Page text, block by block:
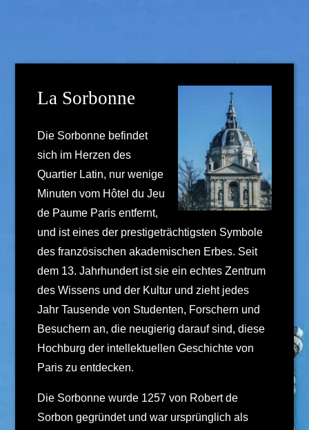
La Sorbonne
Die Sorbonne befindet
sich im Herzen des
Quartier Latin, nur wenige
Minuten vom Hôtel du Jeu
de Paume Paris entfernt,
und ist eines der prestigeträchtigsten Symbole
des französischen akademischen Erbes. Seit
dem 13. Jahrhundert ist sie ein echtes Zentrum
des Wissens und der Kultur und zieht jedes
Jahr Tausende von Studenten, Forschern und
Besuchern an, die neugierig darauf sind, diese
Hochburg der intellektuellen Geschichte von
Paris zu entdecken.
Die Sorbonne wurde 1257 von Robert de
Sorbon gegründet und war ursprünglich als